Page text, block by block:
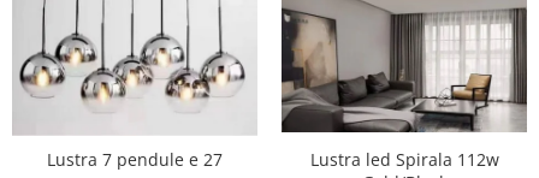
Lustra 7 pendule e 27
Lustra led Spirala 112w